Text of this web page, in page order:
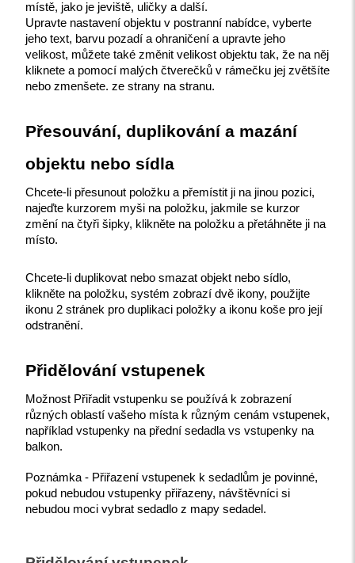
místě, jako je jeviště, uličky a další.
Upravte nastavení objektu v postranní nabídce, vyberte
jeho text, barvu pozadí a ohraničení a upravte jeho
velikost, můžete také změnit velikost objektu tak, že na něj
kliknete a pomocí malých čtverečků v rámečku jej zvětšíte
nebo zmenšete. ze strany na stranu.
Přesouvání, duplikování a mazání
objektu nebo sídla
Chcete-li přesunout položku a přemístit ji na jinou pozici,
najeďte kurzorem myši na položku, jakmile se kurzor
změní na čtyři šipky, klikněte na položku a přetáhněte ji na
místo.
Chcete-li duplikovat nebo smazat objekt nebo sídlo,
klikněte na položku, systém zobrazí dvě ikony, použijte
ikonu 2 stránek pro duplikaci položky a ikonu koše pro její
odstranění.
Přidělování vstupenek
Možnost Přiřadit vstupenku se používá k zobrazení
různých oblastí vašeho místa k různým cenám vstupenek,
například vstupenky na přední sedadla vs vstupenky na
balkon.
Poznámka - Přiřazení vstupenek k sedadlům je povinné,
pokud nebudou vstupenky přiřazeny, návštěvníci si
nebudou moci vybrat sedadlo z mapy sedadel.